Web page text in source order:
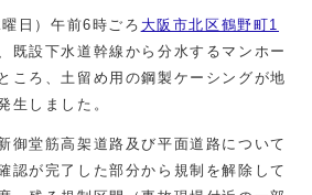
日）午前6時ごろ 大阪市北区鶴野町1
既設下水道幹線から分水するマンホー
ころ、土留め用の鋼製ケーシングが地
生しました。
御堂筋高架道路及び平面道路について
認が完了した部分から規制を解除して